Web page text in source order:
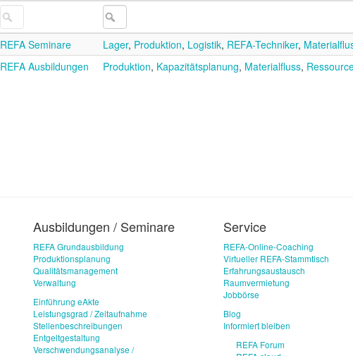
REFA Seminare Lager, Produktion, Logistik, REFA-Techniker,
REFA Ausbildungen Produktion, Kapazitätsplanung, Materialfluss,
Ausbildungen / Seminare
REFA Grundausbildung
Produktionsplanung
Qualitätsmanagement
Verwaltung
Einführung eAkte
Leistungsgrad / Zeitaufnahme
Stellenbeschreibungen
Entgeltgestaltung
Verschwendungsanalyse /
Service
REFA-Online-Coaching
Virtueller REFA-Stammtisch
Erfahrungsaustausch
Raumvermietung
Jobbörse
Blog
Informiert bleiben
REFA Forum